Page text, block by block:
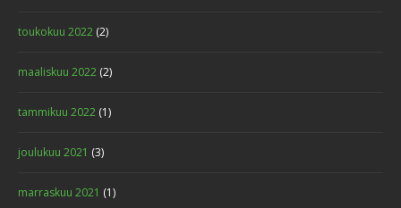
toukokuu 2022 (2)
maaliskuu 2022 (2)
tammikuu 2022 (1)
joulukuu 2021 (3)
marraskuu 2021 (1)